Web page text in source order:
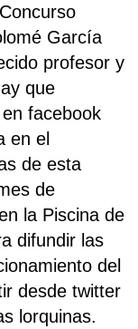
García
profesor y
que
facebook
en el
de esta
de
la Piscina de
difundir las
del
desde twitter
lorquinas.